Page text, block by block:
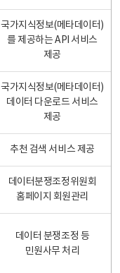
국가지식정보(메타데이터)
를 제공하는 API 서비스
제공
국가지식정보(메타데이터)
데이터 다운로드 서비스
제공
추천 검색 서비스 제공
데이터분쟁조정위원회
홈페이지 회원관리
데이터 분쟁조정 등
민원사무 처리